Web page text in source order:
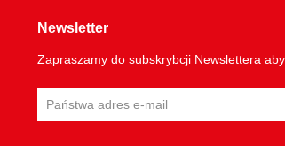
Newsletter
Zapraszamy do subskrybcji Newslettera